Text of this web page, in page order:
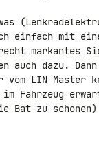
einfach mit
markantes
auch dazu.
er vom LIN
Fahrzeug
Bat zu